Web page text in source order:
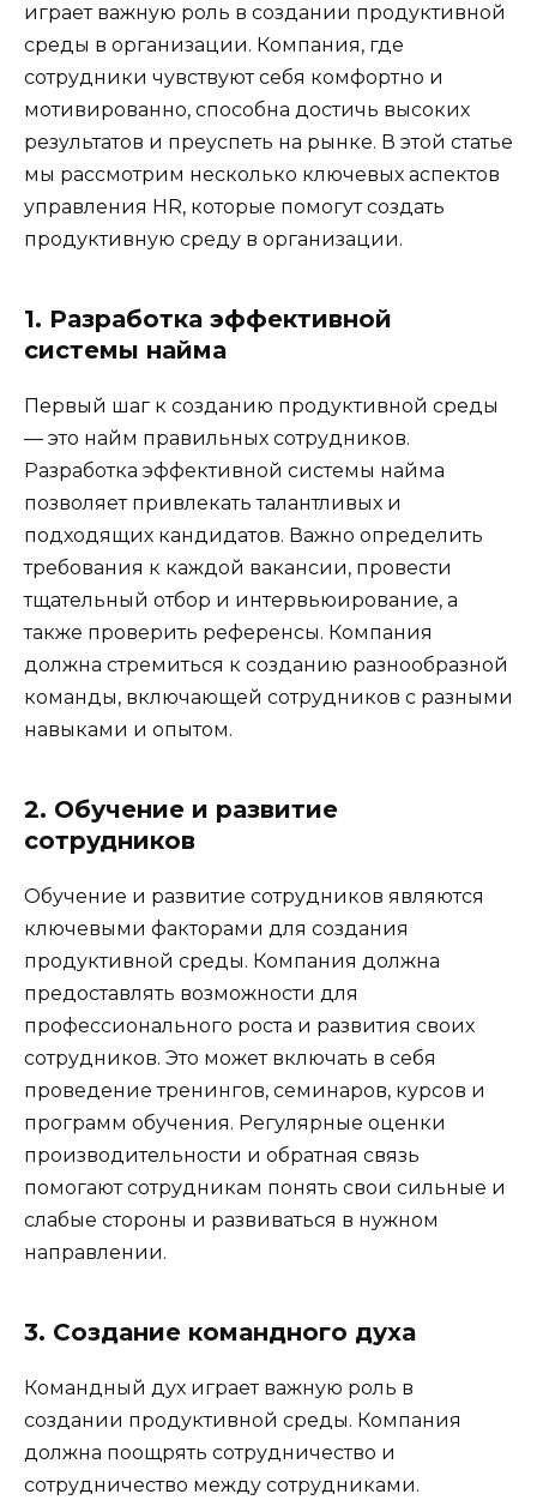
играет важную роль в создании продуктивной
среды в организации. Компания, где
сотрудники чувствуют себя комфортно и
мотивированно, способна достичь высоких
результатов и преуспеть на рынке. В этой статье
мы рассмотрим несколько ключевых аспектов
управления HR, которые помогут создать
продуктивную среду в организации.
1. Разработка эффективной
системы найма
Первый шаг к созданию продуктивной среды
— это найм правильных сотрудников.
Разработка эффективной системы найма
позволяет привлекать талантливых и
подходящих кандидатов. Важно определить
требования к каждой вакансии, провести
тщательный отбор и интервьюирование, а
также проверить референсы. Компания
должна стремиться к созданию разнообразной
команды, включающей сотрудников с разными
навыками и опытом.
2. Обучение и развитие
сотрудников
Обучение и развитие сотрудников являются
ключевыми факторами для создания
продуктивной среды. Компания должна
предоставлять возможности для
профессионального роста и развития своих
сотрудников. Это может включать в себя
проведение тренингов, семинаров, курсов и
программ обучения. Регулярные оценки
производительности и обратная связь
помогают сотрудникам понять свои сильные и
слабые стороны и развиваться в нужном
направлении.
3. Создание командного духа
Командный дух играет важную роль в
создании продуктивной среды. Компания
должна поощрять сотрудничество и
сотрудничество между сотрудниками.